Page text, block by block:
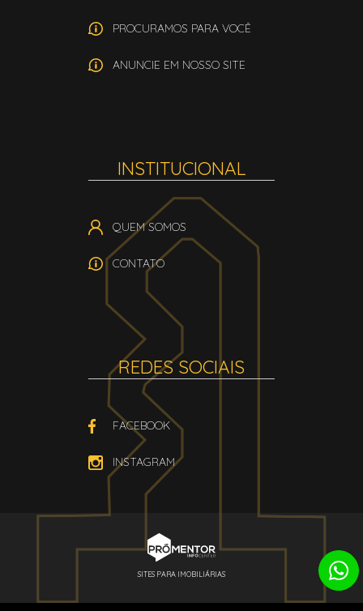
PROCURAMOS PARA VOCÊ
ANUNCIE EM NOSSO SITE
INSTITUCIONAL
QUEM SOMOS
CONTATO
REDES SOCIAIS
FACEBOOK
INSTAGRAM
SITES PARA IMOBILIÁRIAS